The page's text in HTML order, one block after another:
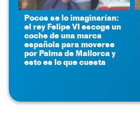
Pocos se lo imaginarían:
el rey Felipe VI escoge un
coche de una marca
española para moverse
por Palma de Mallorca y
esto es lo que cuesta